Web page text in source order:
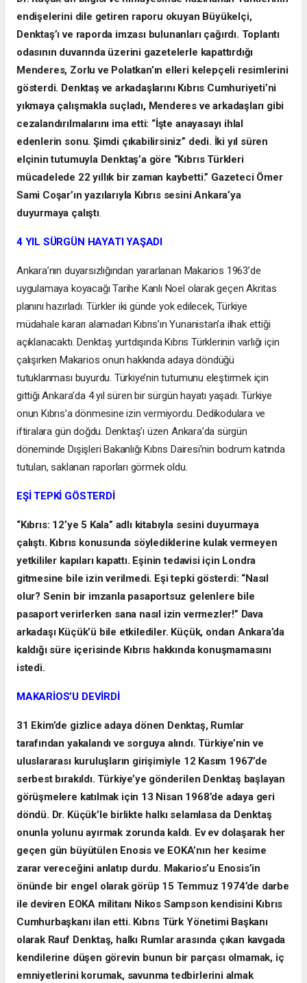
endişelerini dile getiren raporu okuyan Büyükelçi,
Denktaş’ı ve raporda imzası bulunanları çağırdı. Toplantı
odasının duvarında üzerini gazetelerle kapattırdığı
Menderes, Zorlu ve Polatkan’ın elleri kelepçeli resimlerini
gösterdi. Denktaş ve arkadaşlarını Kıbrıs Cumhuriyeti’ni
yıkmaya çalışmakla suçladı, Menderes ve arkadaşları gibi
cezalandırılmalarını ima etti: “İşte anayasayı ihlal
edenlerin sonu. Şimdi çıkabilirsiniz” dedi. İki yıl süren
elçinin tutumuyla Denktaş’a göre “Kıbrıs Türkleri
mücadelede 22 yıllık bir zaman kaybetti.” Gazeteci Ömer
Sami Coşar’ın yazılarıyla Kıbrıs sesini Ankara’ya
duyurmaya çalıştı.
4 YIL SÜRGÜN HAYATI YAŞADI
Ankara’nın duyarsızlığından yararlanan Makarios 1963’de
uygulamaya koyacağı Tarihe Kanlı Noel olarak geçen Akritas
planını hazırladı. Türkler iki günde yok edilecek, Türkiye
müdahale kararı alamadan Kıbrıs’ın Yunanistan’a ilhak ettiği
açıklanacaktı. Denktaş yurtdışında Kıbrıs Türklerinin varlığı için
çalışırken Makarios onun hakkında adaya döndüğü
tutuklanması buyurdu. Türkiye’nin tutumunu eleştirmek için
gittiği Ankara’da 4 yıl süren bir sürgün hayatı yaşadı. Türkiye
onun Kıbrıs’a dönmesine izin vermiyordu. Dedikodulara ve
iftiralara gün doğdu. Denktaş’ı üzen Ankara’da sürgün
döneminde Dışişleri Bakanlığı Kıbrıs Dairesi’nin bodrum katında
tutulan, saklanan raporları görmek oldu.
EŞİ TEPKİ GÖSTERDİ
“Kıbrıs: 12’ye 5 Kala” adlı kitabıyla sesini duyurmaya
çalıştı. Kıbrıs konusunda söylediklerine kulak vermeyen
yetkililer kapıları kapattı. Eşinin tedavisi için Londra
gitmesine bile izin verilmedi. Eşi tepki gösterdi: “Nasıl
olur? Senin bir imzanla pasaportsuz gelenlere bile
pasaport verirlerken sana nasıl izin vermezler!” Dava
arkadaşı Küçük’ü bile etkilediler. Küçük, ondan Ankara’da
kaldığı süre içerisinde Kıbrıs hakkında konuşmamasını
istedi.
MAKARİOS’U DEVİRDİ
31 Ekim’de gizlice adaya dönen Denktaş, Rumlar
tarafından yakalandı ve sorguya alındı. Türkiye’nin ve
uluslararası kuruluşların girişimiyle 12 Kasım 1967’de
serbest bırakıldı. Türkiye’ye gönderilen Denktaş başlayan
görüşmelere katılmak için 13 Nisan 1968’de adaya geri
döndü. Dr. Küçük’le birlikte halkı selamlasa da Denktaş
onunla yolunu ayırmak zorunda kaldı. Ev ev dolaşarak her
geçen gün büyütülen Enosis ve EOKA’nın her kesime
zarar vereceğini anlatıp durdu. Makarios’u Enosis’in
önünde bir engel olarak görüp 15 Temmuz 1974’de darbe
ile deviren EOKA militanı Nikos Sampson kendisini Kıbrıs
Cumhurbaşkanı ilan etti. Kıbrıs Türk Yönetimi Başkanı
olarak Rauf Denktaş, halkı Rumlar arasında çıkan kavgada
kendilerine düşen görevin bunun bir parçası olmamak, iç
emniyetlerini korumak, savunma tedbirlerini almak